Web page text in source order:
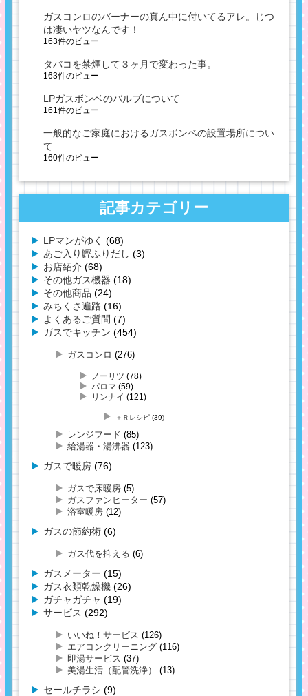
ガスコンロのバーナーの真ん中に付いてるアレ。じつ
は凄いヤツなんです！
163件のビュー
タバコを禁煙して３ヶ月で変わった事。
163件のビュー
LPガスボンベのバルブについて
161件のビュー
一般的なご家庭におけるガスボンベの設置場所につい
て
160件のビュー
記事カテゴリー
LPマンがゆく (68)
あご入り鰹ふりだし (3)
お店紹介 (68)
その他ガス機器 (18)
その他商品 (24)
みちくさ遍路 (16)
よくあるご質問 (7)
ガスでキッチン (454)
ガスコンロ (276)
ノーリツ (78)
パロマ (59)
リンナイ (121)
＋Ｒレシピ (39)
レンジフード (85)
給湯器・湯沸器 (123)
ガスで暖房 (76)
ガスで床暖房 (5)
ガスファンヒーター (57)
浴室暖房 (12)
ガスの節約術 (6)
ガス代を抑える (6)
ガスメーター (15)
ガス衣類乾燥機 (26)
ガチャガチャ (19)
サービス (292)
いいね！サービス (126)
エアコンクリーニング (116)
即湯サービス (37)
美湯生活（配管洗浄）
(13)
セールチラシ (9)